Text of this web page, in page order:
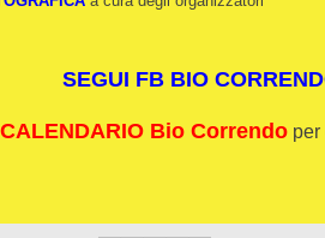
SEGUI FB BIO
CALENDARIO Bio Correndo per